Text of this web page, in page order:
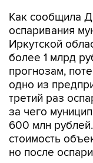
Как сообщила
оспаривания
Иркутской
более 1 млрд
прогнозам,
одно из
третий раз
за чего
600 млн
стоимость
но после